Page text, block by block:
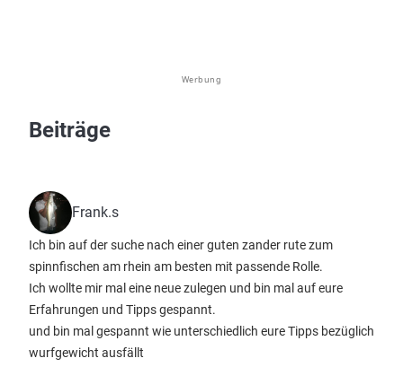
Werbung
Beiträge
Frank.s
Ich bin auf der suche nach einer guten zander rute zum
spinnfischen am rhein am besten mit passende Rolle.
Ich wollte mir mal eine neue zulegen und bin mal auf eure
Erfahrungen und Tipps gespannt.
und bin mal gespannt wie unterschiedlich eure Tipps bezüglich
wurfgewicht ausfällt